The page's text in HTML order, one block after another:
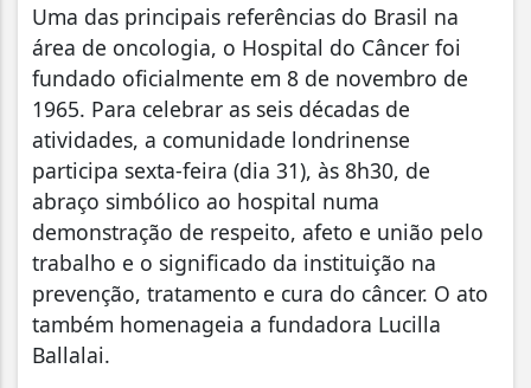
Uma das principais referências do Brasil na
área de oncologia, o Hospital do Câncer foi
fundado oficialmente em 8 de novembro de
1965. Para celebrar as seis décadas de
atividades, a comunidade londrinense
participa sexta-feira (dia 31), às 8h30, de
abraço simbólico ao hospital numa
demonstração de respeito, afeto e união pelo
trabalho e o significado da instituição na
prevenção, tratamento e cura do câncer. O ato
também homenageia a fundadora Lucilla
Ballalai.